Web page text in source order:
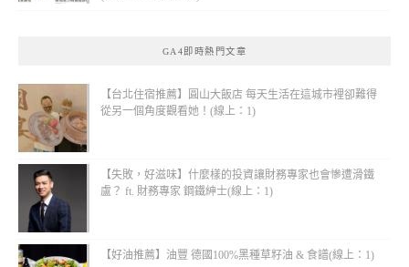
GA4即時熱門文章
【台北住宿推薦】圓山大飯店 每天生活在這城市裡卻難得
從另一個角度觀看她！(線上：1)
【失敗，好滋味】什麼樣的投資讓財務專家也會慘遭滑鐵
盧？ ft. 財務專家 鋼鐵紳士(線上：1)
【好油推薦】油豐 德國100%黑種草籽油 & 食譜(線上：1)